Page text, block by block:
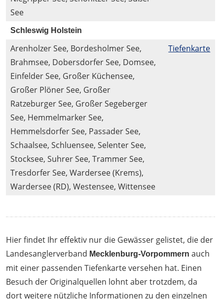
See
Schleswig Holstein
Arenholzer See, Bordesholmer See,
Brahmsee, Dobersdorfer See, Domsee,
Einfelder See, Großer Küchensee,
Großer Plöner See, Großer
Ratzeburger See, Großer Segeberger
See, Hemmelmarker See,
Hemmelsdorfer See, Passader See,
Schaalsee, Schluensee, Selenter See,
Stocksee, Suhrer See, Trammer See,
Tresdorfer See, Wardersee (Krems),
Wardersee (RD), Westensee, Wittensee
Tiefenkarte
Hier findet Ihr effektiv nur die Gewässer gelistet, die der
Landesanglerverband Mecklenburg-Vorpommern auch
mit einer passenden Tiefenkarte versehen hat. Einen
Besuch der Originalquellen lohnt aber trotzdem, da
dort weitere nützliche Informationen zu den einzelnen